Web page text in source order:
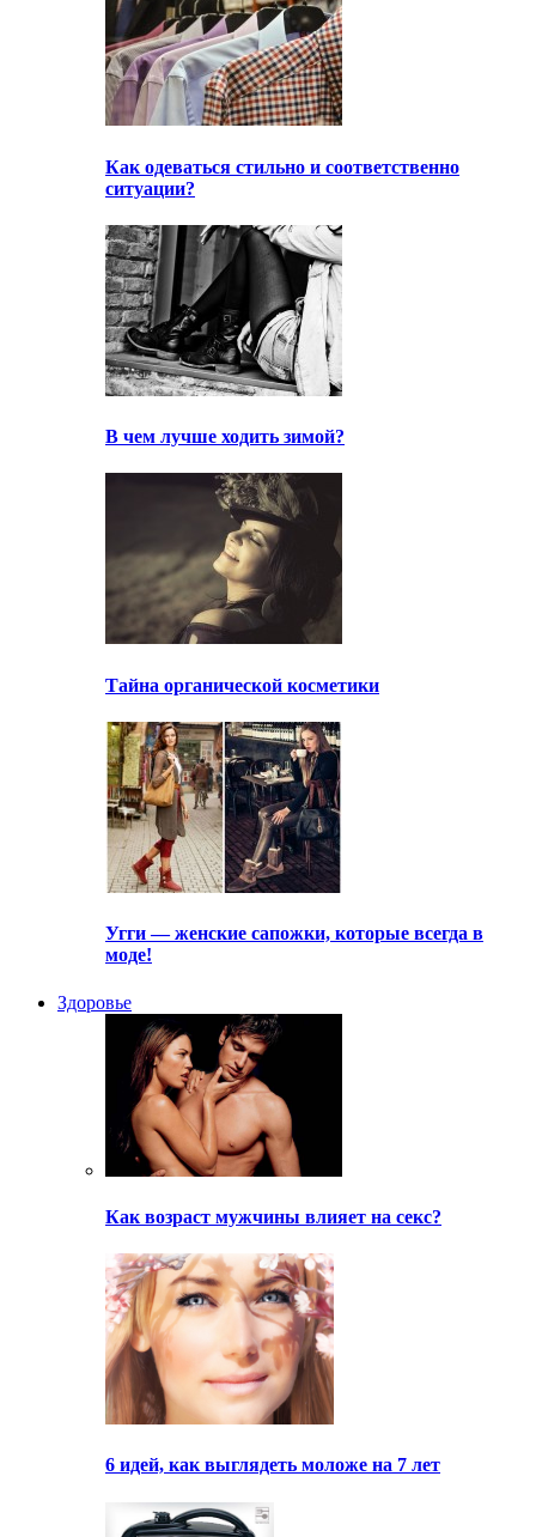
Как одеваться стильно и соответственно
ситуации?
В чем лучше ходить зимой?
Тайна органической косметики
Угги — женские сапожки, которые всегда в
моде!
Здоровье
Как возраст мужчины влияет на секс?
6 идей, как выглядеть моложе на 7 лет